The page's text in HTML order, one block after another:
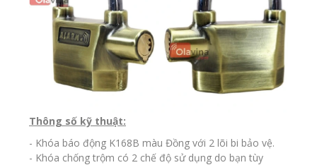
Thông số kỹ thuật:
- Khóa báo động K168B màu Đồng với 2 lõi bi bảo vệ.
- Khóa chống trộm có 2 chế độ sử dụng do bạn tùy